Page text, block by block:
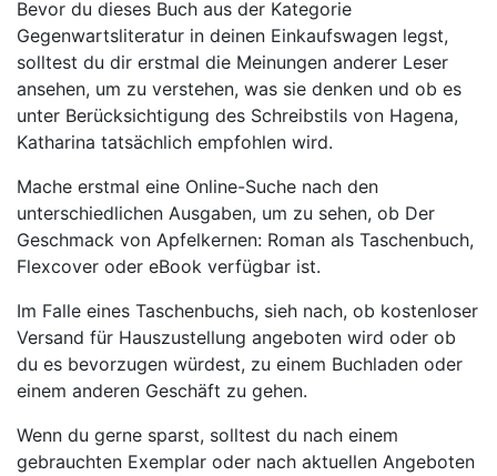
Bevor du dieses Buch aus der Kategorie
Gegenwartsliteratur in deinen Einkaufswagen legst,
solltest du dir erstmal die Meinungen anderer Leser
ansehen, um zu verstehen, was sie denken und ob es
unter Berücksichtigung des Schreibstils von Hagena,
Katharina tatsächlich empfohlen wird.
Mache erstmal eine Online-Suche nach den
unterschiedlichen Ausgaben, um zu sehen, ob Der
Geschmack von Apfelkernen: Roman als Taschenbuch,
Flexcover oder eBook verfügbar ist.
Im Falle eines Taschenbuchs, sieh nach, ob kostenloser
Versand für Hauszustellung angeboten wird oder ob
du es bevorzugen würdest, zu einem Buchladen oder
einem anderen Geschäft zu gehen.
Wenn du gerne sparst, solltest du nach einem
gebrauchten Exemplar oder nach aktuellen Angeboten